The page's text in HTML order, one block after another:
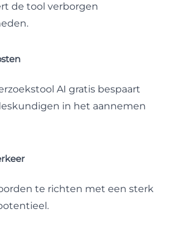
de tool verborgen
AI gratis bespaart
in het aannemen
te richten met een sterk